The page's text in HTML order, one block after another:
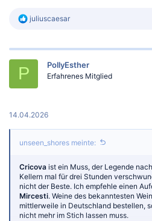
R
k
:
juliuscaesar
P PollyEsther
Erfahrenes Mitglied
14.04.2026
unseen_shores meinte:
Cricova ist ein Muss, der Legende
Kellern mal für drei Stunden
nicht der Beste. Ich empfehle einen
Mircesti. Weine des bekanntesten
mittlerweile in Deutschland bestellen,
nicht mehr im Stich lassen muss.